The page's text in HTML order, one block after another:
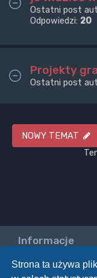
Strona ta używa
Ostatni post
Odpowiedzi: 20
Projekty
Ostatni post
NOWY TEMAT
Informacje